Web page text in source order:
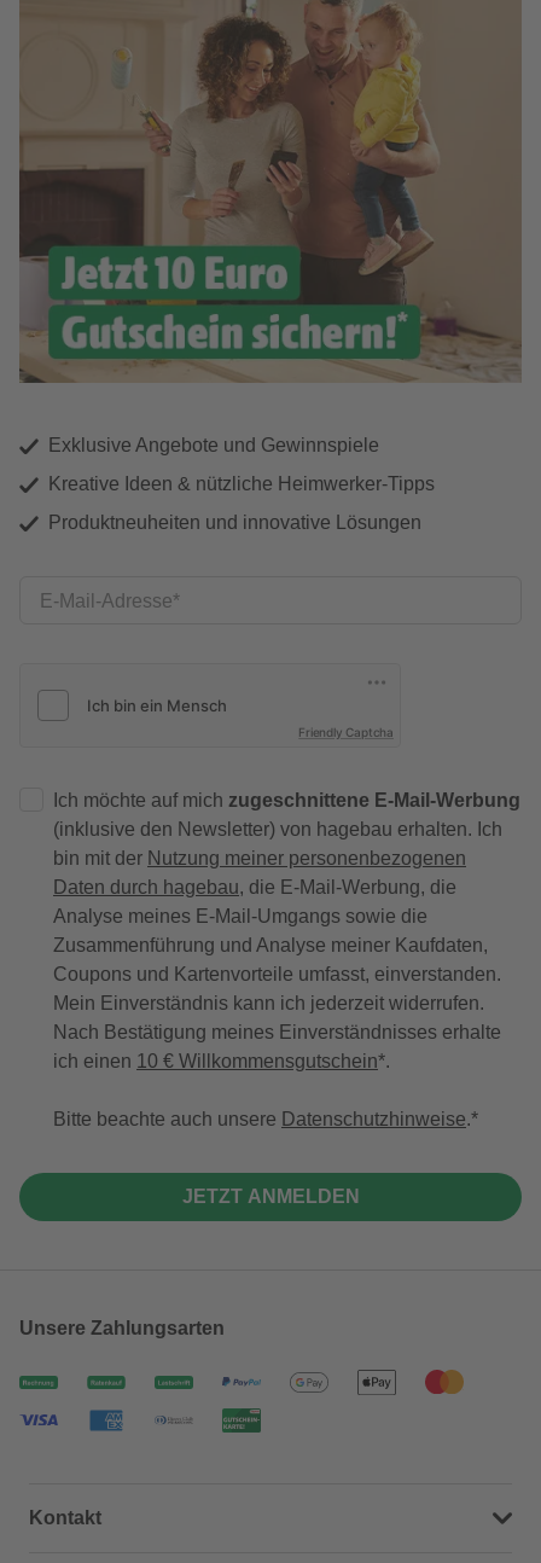
Exklusive Angebote und Gewinnspiele
Kreative Ideen & nützliche Heimwerker-Tipps
Produktneuheiten und innovative Lösungen
E-Mail-Adresse
Friendly Captcha
Ich möchte auf mich zugeschnittene E-Mail-Werbung
(inklusive den Newsletter) von hagebau erhalten. Ich
bin mit der Nutzung meiner personenbezogenen
Daten durch hagebau, die E-Mail-Werbung, die
Analyse meines E-Mail-Umgangs sowie die
Zusammenführung und Analyse meiner Kaufdaten,
Coupons und Kartenvorteile umfasst, einverstanden.
Mein Einverständnis kann ich jederzeit widerrufen.
Nach Bestätigung meines Einverständnisses erhalte
ich einen 10 € Willkommensgutschein*.
Bitte beachte auch unsere Datenschutzhinweise.
JETZT ANMELDEN
Unsere Zahlungsarten
Kontakt